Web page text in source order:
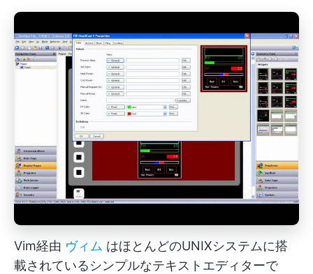
Vim経由 ヴィム はほとんどのUNIXシステムに搭
載されているシンプルなテキストエディターで